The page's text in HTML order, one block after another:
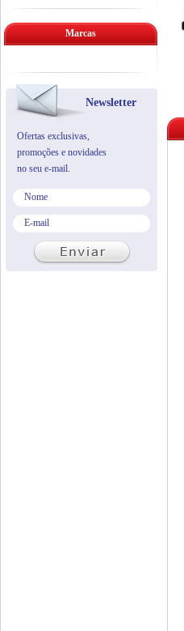
Marcas
Newsletter
Ofertas exclusivas,
promoções e novidades
no seu e-mail.